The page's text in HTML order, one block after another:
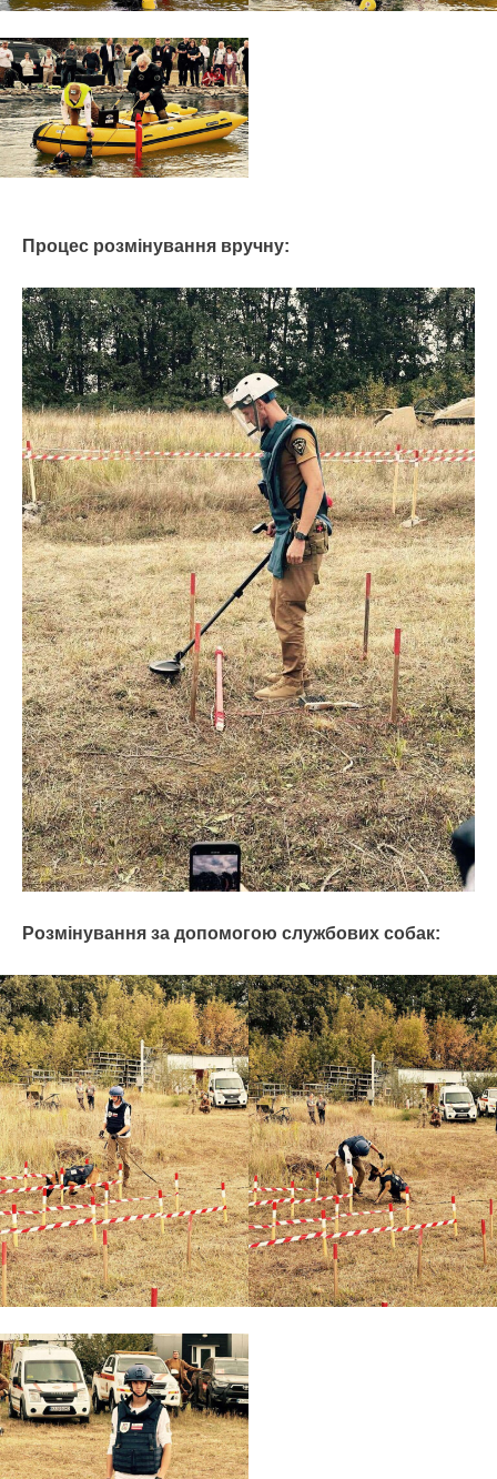
Процес розмінування вручну:
Розмінування за допомогою службових собак: